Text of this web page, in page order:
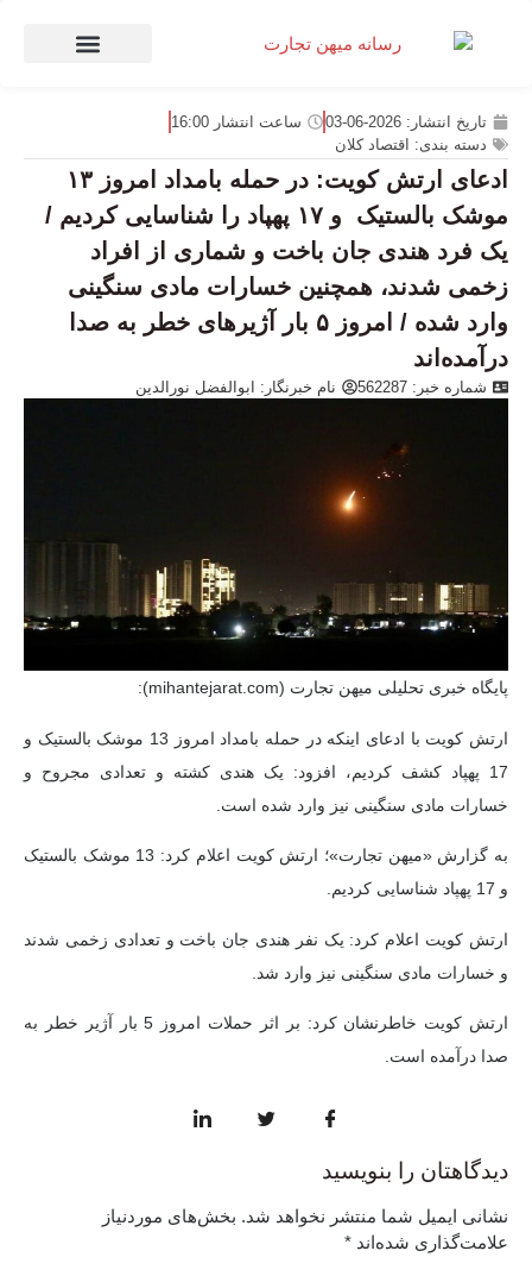
تاریخ انتشار: 2026-06-03 ساعت انتشار 16:00
دسته بندی: اقتصاد کلان
ادعای ارتش کویت: در حمله بامداد امروز ۱۳
موشک بالستیک و ۱۷ پهپاد را شناسایی کردیم /
یک فرد هندی جان باخت و شماری از افراد
زخمی شدند، همچنین خسارات مادی سنگینی
وارد شده / امروز ۵ بار آژیرهای خطر به صدا
درآمده‌اند
شماره خبر: 562287 نام خبرنگار: ابوالفضل نورالدین
پایگاه خبری تحلیلی میهن تجارت (mihantejarat.com):
ارتش کویت با ادعای اینکه در حمله بامداد امروز 13 موشک بالستیک و
17 پهپاد کشف کردیم، افزود: یک هندی کشته و تعدادی مجروح و
خسارات مادی سنگینی نیز وارد شده است.
به گزارش «میهن تجارت»؛ ارتش کویت اعلام کرد: 13 موشک بالستیک
و 17 پهپاد شناسایی کردیم.
ارتش کویت اعلام کرد: یک نفر هندی جان باخت و تعدادی زخمی شدند
و خسارات مادی سنگینی نیز وارد شد.
ارتش کویت خاطرنشان کرد: بر اثر حملات امروز 5 بار آژیر خطر به
صدا درآمده است.
دیدگاهتان را بنویسید
نشانی ایمیل شما منتشر نخواهد شد. بخش‌های موردنیاز
علامت‌گذاری شده‌اند *